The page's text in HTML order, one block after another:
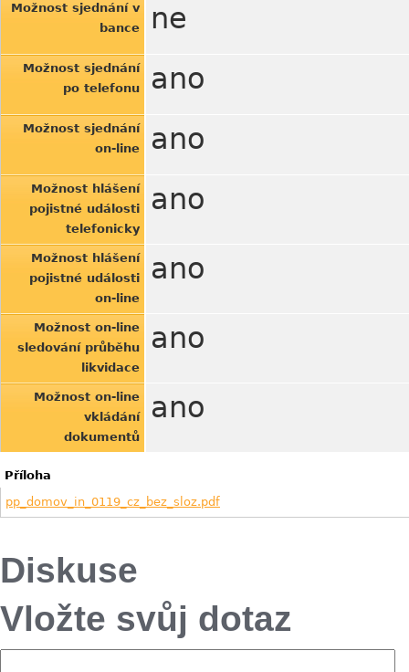
Možnost sjednání v
bance
ne
Možnost sjednání
po telefonu
ano
Možnost sjednání
on-line
ano
Možnost hlášení
pojistné události
telefonicky
ano
Možnost hlášení
pojistné události
on-line
ano
Možnost on-line
sledování průběhu
likvidace
ano
Možnost on-line
vkládání
dokumentů
ano
Příloha
pp_domov_in_0119_cz_bez_sloz.pdf
Diskuse
Vložte svůj dotaz